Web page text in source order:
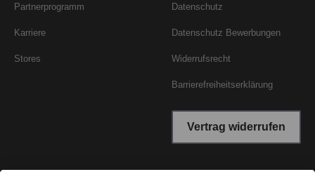
Partnerprogramm
Karriere
Stores
Datenschutz
Datenschutz Bewerbungen
Widerrufsrecht
Barrierefreiheitserklärung
Vertrag widerrufen